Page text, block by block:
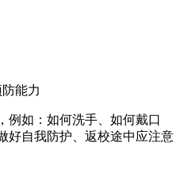
能力
例如：如何洗手、如何戴口
好自我防护、返校途中应注意